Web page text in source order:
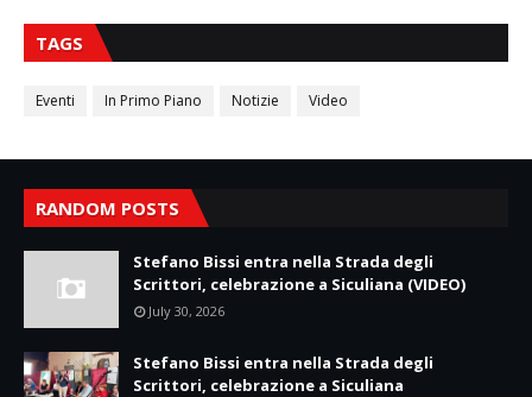
TAGS
Eventi In Primo Piano Notizie Video
RANDOM POSTS
Stefano Bissi entra nella Strada degli
Scrittori, celebrazione a Siculiana (VIDEO)
July 30, 2026
Stefano Bissi entra nella Strada degli
Scrittori, celebrazione a Siculiana